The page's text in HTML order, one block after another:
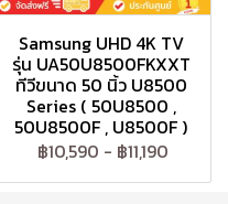
Samsung UHD 4K TV
รุ่น UA50U8500FKXXT
ทีวีขนาด 50 นิ้ว U8500
Series ( 50U8500 ,
50U8500F , U8500F )
฿10,590 - ฿11,190